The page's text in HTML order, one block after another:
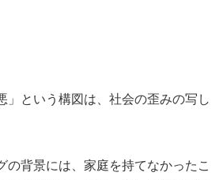
という構図は、社会の歪みの写し
の背景には、家庭を持てなかったこ